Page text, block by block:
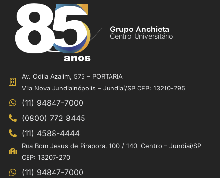
Grupo Anchieta
Centro Universitário
Av. Odila Azalim, 575 – PORTARIA
Vila Nova Jundiainópolis – Jundiaí/SP CEP: 13210-795
(11) 94847-7000
(0800) 772 8445
(11) 4588-4444
Rua Bom Jesus de Pirapora, 100 / 140, Centro – Jundiaí/SP
CEP: 13207-270
(11) 94847-7000